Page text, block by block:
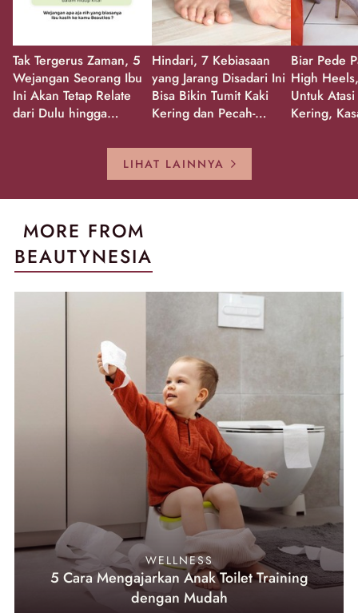
Tak Tergerus Zaman, 5
Wejangan Seorang Ibu
Ini Akan Tetap Relate
dari Dulu hingga
Hindari, 7 Kebiasaan
yang Jarang Disadari Ini
Bisa Bikin Tumit Kaki
Kering dan Pecah-
Biar Pede
High
Untuk
Kering,
LIHAT LAINNYA
MORE FROM
BEAUTYNESIA
WELLNESS
5 Cara Mengajarkan Anak Toilet Training
dengan Mudah